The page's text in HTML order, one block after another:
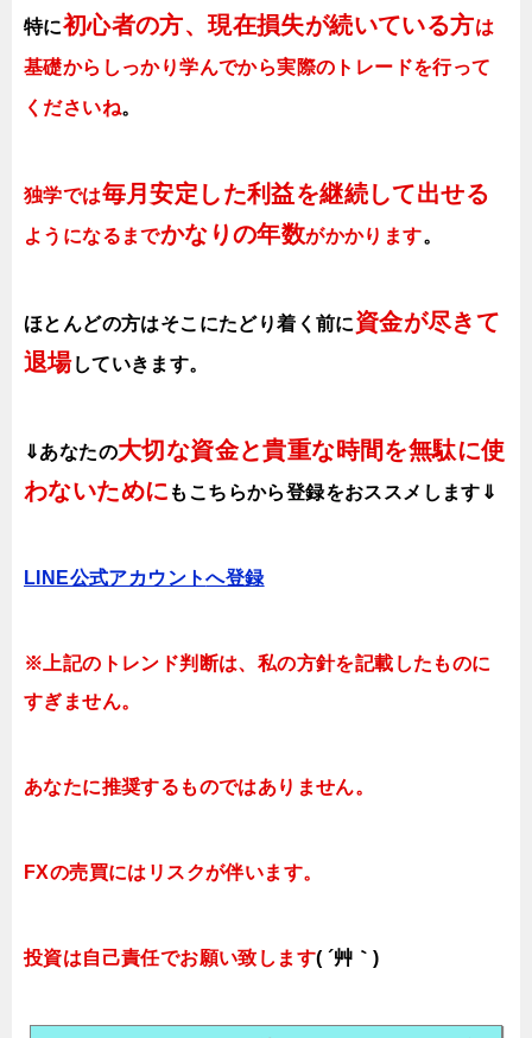
特に初心者の方、現在損失が続いている方は
基礎からしっかり学んでから実際のトレードを行って
くださいね。
独学では毎月安定した利益を継続して出せる
ようになるまでかなりの年数がかかります。
ほとんどの方はそこにたどり着く前に資金が尽きて
退場していきます。
⇓あなたの大切な資金と貴重な時間を無駄に使
わないために も こちらから登録をおススメします⇓
LINE公式アカウントへ登録
※上記のトレンド判断は、私の方針を記載したものに
すぎません。
あなたに推奨するものではありません。
FXの売買にはリスクが伴います。
投資は自己責任でお願い致します( ´艸｀)